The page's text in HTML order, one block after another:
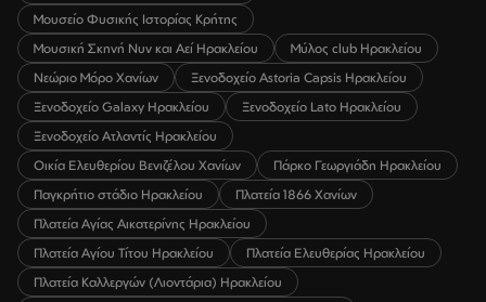
Μουσείο Φυσικής Ιστορίας Κρήτης
Μουσική Σκηνή Νυν και Αεί Ηρακλείου
Μύλος club Ηρακλείου
Νεώριο Μόρο Χανίων
Ξενοδοχείο Astoria Capsis Ηρακλείου
Ξενοδοχείο Galaxy Ηρακλείου
Ξενοδοχείο Lato Ηρακλείου
Ξενοδοχείο Ατλαντίς Ηρακλείου
Οικία Ελευθερίου Βενιζέλου Χανίων
Πάρκο Γεωργιάδη Ηρακλείου
Παγκρήτιο στάδιο Ηρακλείου
Πλατεία 1866 Χανίων
Πλατεία Αγίας Αικατερίνης Ηρακλείου
Πλατεία Αγίου Τίτου Ηρακλείου
Πλατεία Ελευθερίας Ηρακλείου
Πλατεία Καλλεργών (Λιοντάρια) Ηρακλείου